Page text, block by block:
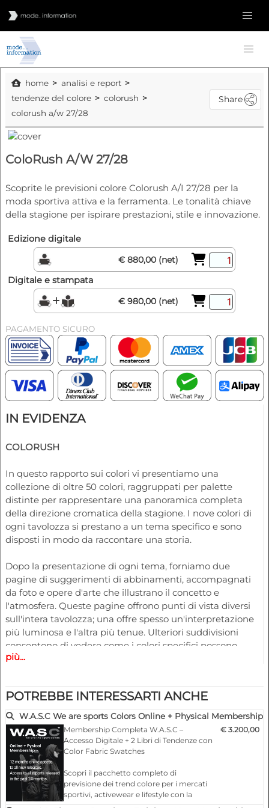
home
analisi e report
tendenze del colore
colorush
colorush a/w 27/28
Share
ColoRush A/W 27/28
Scoprite le previsioni colore Colorush A/I 27/28 per la
moda sportiva attiva e la ferramenta. Le tonalità chiave
della stagione per ispirare prestazioni, stile e innovazione.
Edizione digitale
€ 880,00 (net)
Digitale e stampata
€ 980,00 (net)
PAGAMENTO SICURO
IN EVIDENZA
COLORUSH
In questo rapporto sui colori vi presentiamo una
collezione di oltre 50 colori, raggruppati per palette
distinte per rappresentare una panoramica completa
della direzione cromatica della stagione. I nove colori di
ogni tavolozza si prestano a un tema specifico e sono
disposti in modo da raccontare una storia.
Dopo la presentazione di ogni tema, forniamo due
pagine di suggerimenti di abbinamenti, accompagnati
da foto e opere d'arte che illustrano il concetto e
l'atmosfera. Queste pagine offrono punti di vista diversi
sull'intera tavolozza; una offre spesso un'interpretazione
più luminosa e l'altra più tenue. Ulteriori suddivisioni
consentono di vedere come i colori specifici possono
essere combinati in una varietà di prospettive per
(fotografie e/o opere d'arte) presenti nelle pagine
dedicate allo stato d'animo possono essere ricolorate, con
l'unico intento di sottolineare la tavolozza dei colori.
Inoltre, troverete una tavolozza secondaria che raffigura
tutti i colori utilizzati in questo rapporto sui colori,
organizzati per famiglia cromatica. Ciò consente di
comprendere meglio l'intera gamma di colori utilizzati,
dai rossi e gialli di tutto lo spettro ai blu e ai viola.
più...
POTREBBE INTERESSARTI ANCHE
W.A.S.C We are sports Colors Online + Physical Membership
Membership Completa W.A.S.C –
Accesso Digitale + 2 Libri di Tendenze con
Color Fabric Swatches
Scopri il pacchetto completo di
previsione dei trend colore per i mercati
sportivi, activewear e lifestyle con la
€ 3.200,00